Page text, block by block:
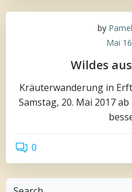
by
Mai
Wildes
Kräuterwanderung in
Samstag, 20. Mai 2017
0
Search